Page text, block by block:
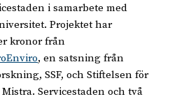
i samarbete med
Projektet har
kronor från
, en satsning från
SSF, och Stiftelsen för
Servicestaden och två